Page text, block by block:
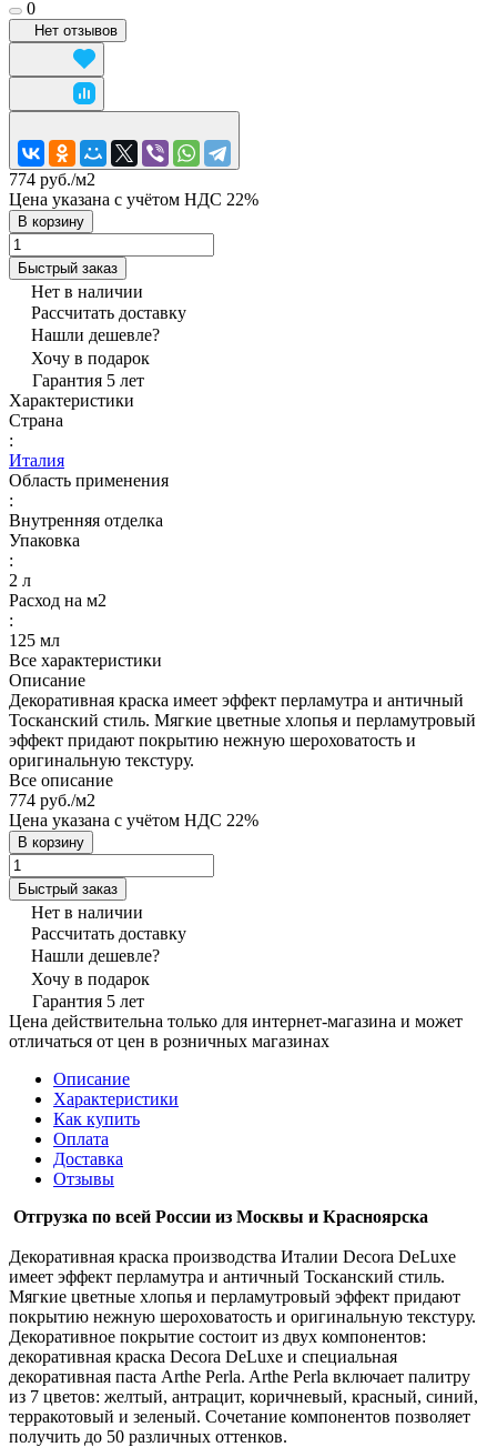
0
Нет отзывов
774 руб./м2
Цена указана с учётом НДС 22%
В корзину
Быстрый заказ
Нет в наличии
Рассчитать доставку
Нашли дешевле?
Хочу в подарок
Гарантия 5 лет
Характеристики
Страна
:
Италия
Область применения
:
Внутренняя отделка
Упаковка
:
2 л
Расход на м2
:
125 мл
Все характеристики
Описание
Декоративная краска имеет эффект перламутра и античный
Тосканский стиль. Мягкие цветные хлопья и перламутровый
эффект придают покрытию нежную шероховатость и
оригинальную текстуру.
Все описание
774 руб./м2
Цена указана с учётом НДС 22%
В корзину
Быстрый заказ
Нет в наличии
Рассчитать доставку
Нашли дешевле?
Хочу в подарок
Гарантия 5 лет
Цена действительна только для интернет-магазина и может
отличаться от цен в розничных магазинах
Описание
Характеристики
Как купить
Оплата
Доставка
Отзывы
Отгрузка по всей России из Москвы и Красноярска
Декоративная краска производства Италии Decora DeLuxe
имеет эффект перламутра и античный Тосканский стиль.
Мягкие цветные хлопья и перламутровый эффект придают
покрытию нежную шероховатость и оригинальную текстуру.
Декоративное покрытие состоит из двух компонентов:
декоративная краска Decora DeLuxe и специальная
декоративная паста Arthe Perla. Arthe Perla включает палитру
из 7 цветов: желтый, антрацит, коричневый, красный, синий,
терракотовый и зеленый. Сочетание компонентов позволяет
получить до 50 различных оттенков.